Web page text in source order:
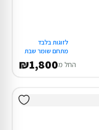
לזוגות בלבד
מתחם שומר שבת
החל מ₪1,800